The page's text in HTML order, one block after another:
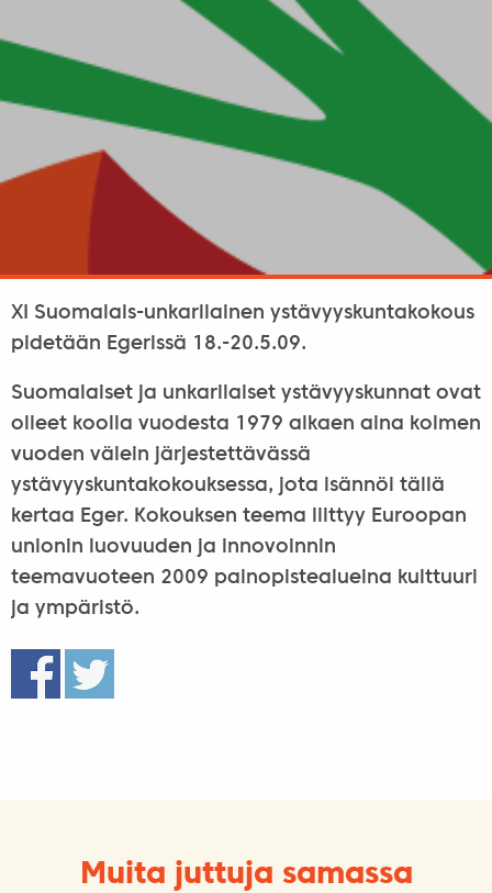
XI Suomalais-unkarilainen ystävyyskuntakokous
pidetään Egerissä 18.-20.5.09.
Suomalaiset ja unkarilaiset ystävyyskunnat ovat
olleet koolla vuodesta 1979 alkaen aina kolmen
vuoden välein järjestettävässä
ystävyyskuntakokouksessa, jota isännöi tällä
kertaa Eger. Kokouksen teema liittyy Euroopan
unionin luovuuden ja innovoinnin
teemavuoteen 2009 painopistealueina kulttuuri
ja ympäristö.
Muita juttuja samassa